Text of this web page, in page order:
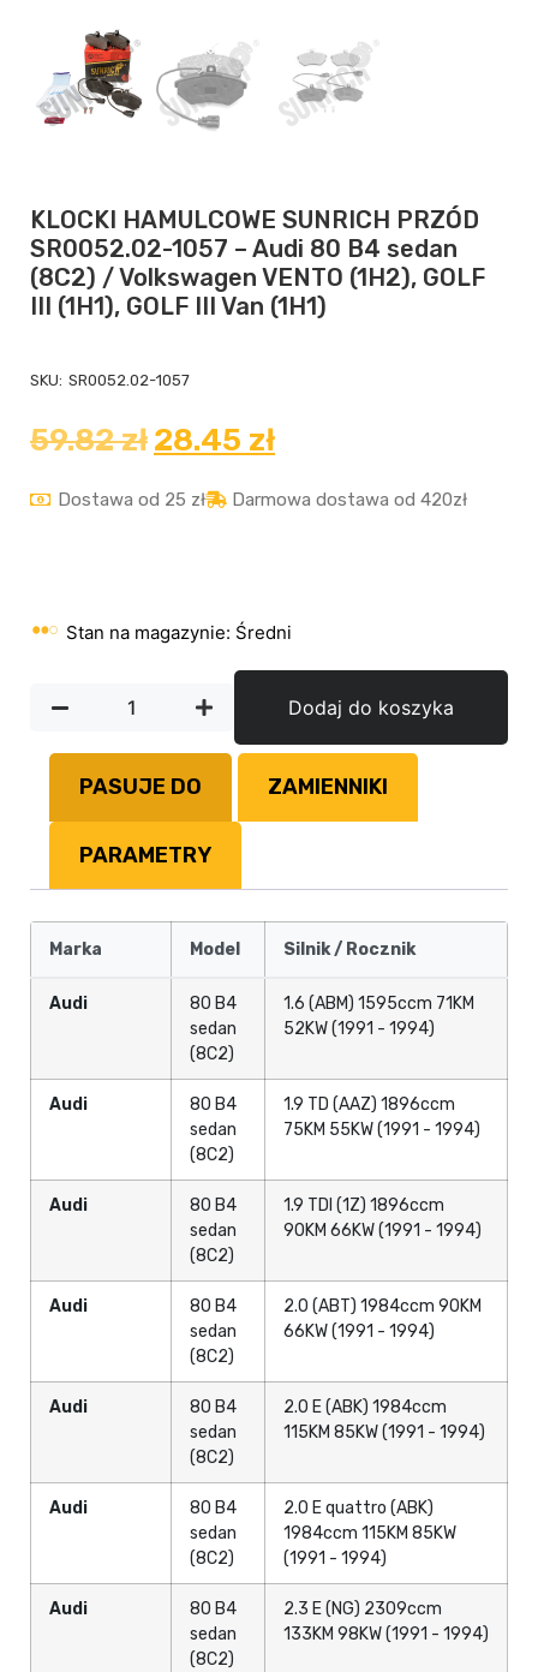
KLOCKI HAMULCOWE SUNRICH PRZÓD
SR0052.02-1057 – Audi 80 B4 sedan
(8C2) / Volkswagen VENTO (1H2), GOLF
III (1H1), GOLF III Van (1H1)
SKU: SR0052.02-1057
59.82zł28.45 zł
Dostawa od 25 zł Darmowa dostawa od 420zł
Stan na magazynie: Średni
Dodaj do koszyka
PASUJE DO ZAMIENNIKI
PARAMETRY
Marka Model Silnik / Rocznik
Audi
80 B4
sedan
(8C2)
1.6 (ABM) 1595ccm 71KM
52KW (1991 - 1994)
Audi
80 B4
sedan
(8C2)
1.9 TD (AAZ) 1896ccm
75KM 55KW (1991 - 1994)
Audi
80 B4
sedan
(8C2)
1.9 TDI (1Z) 1896ccm
90KM 66KW (1991 - 1994)
Audi
80 B4
sedan
(8C2)
2.0 (ABT) 1984ccm 90KM
66KW (1991 - 1994)
Audi
80 B4
sedan
(8C2)
2.0 E (ABK) 1984ccm
115KM 85KW (1991 - 1994)
Audi
80 B4
sedan
(8C2)
2.0 E quattro (ABK)
1984ccm 115KM 85KW
(1991 - 1994)
Audi
80 B4
sedan
(8C2)
2.3 E (NG) 2309ccm
133KM 98KW (1991 - 1994)